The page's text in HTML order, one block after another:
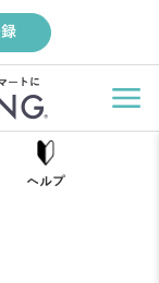
ートに
ヘルプ